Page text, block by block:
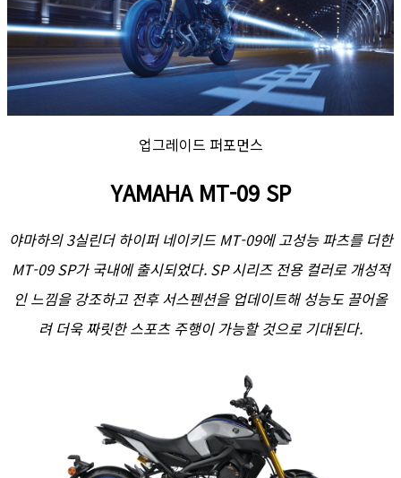
업그레이드 퍼포먼스
YAMAHA MT-09 SP
야마하의 3실린더 하이퍼 네이키드 MT-09에 고성능 파츠를 더한
MT-09 SP가 국내에 출시되었다. SP 시리즈 전용 컬러로 개성적
인 느낌을 강조하고 전후 서스펜션을 업데이트해 성능도 끌어올
려 더욱 짜릿한 스포츠 주행이 가능할 것으로 기대된다.